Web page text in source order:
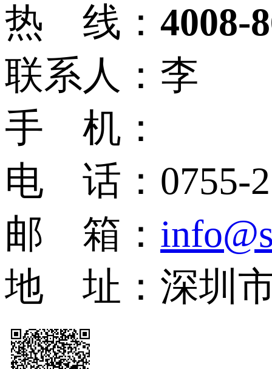
热 线： 4008-
联系人：李
手 机：
电 话：0755-
邮 箱：
地 址：深圳